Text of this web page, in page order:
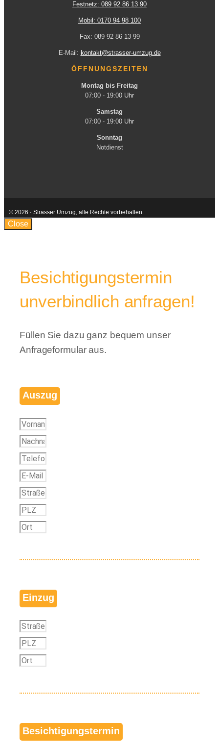
Festnetz: 089 92 86 13 90
Mobil: 0170 94 98 100
Fax: 089 92 86 13 99
E-Mail: kontakt@strasser-umzug.de
ÖFFNUNGSZEITEN
Montag bis Freitag
07:00 - 19:00 Uhr
Samstag
07:00 - 19:00 Uhr
Sonntag
Notdienst
© 2026 · Strasser Umzug, alle Rechte vorbehalten.
Close
Besichtigungstermin
unverbindlich anfragen!
Füllen Sie dazu ganz bequem unser
Anfrageformular aus.
Auszug
Einzug
Besichtigungstermin